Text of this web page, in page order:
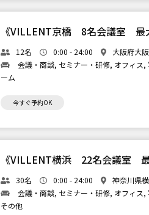
《VILLENT京橋 8名会議室 最
12名 0:00 - 24:00
大阪府大
会議・商談, セミナー・研修, オフィス
ーム
今すぐ予約OK
《VILLENT横浜 22名会議室 最
30名 0:00 - 24:00
神奈川県
会議・商談, セミナー・研修, オフィス
その他